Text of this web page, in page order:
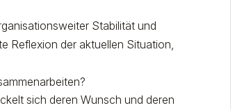
Stabilität und
Reflexion der aktuellen Situation,
sich deren Wunsch und deren